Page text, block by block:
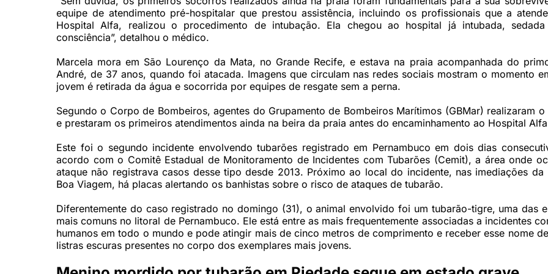
equipe de atendimento pré-hospitalar que prestou assistência, incluindo os profissionais que a
Hospital Alfa, realizou o procedimento de intubação. Ela chegou ao hospital já intubada,
consciência”, detalhou o médico.
Marcela mora em São Lourenço da Mata, no Grande Recife, e estava na praia acompanhada do
André, de 37 anos, quando foi atacada. Imagens que circulam nas redes sociais mostram o momento
jovem é retirada da água e socorrida por equipes de resgate sem a perna.
Segundo o Corpo de Bombeiros, agentes do Grupamento de Bombeiros Marítimos (GBMar) realizaram o
e prestaram os primeiros atendimentos ainda na beira da praia antes do encaminhamento ao Hospital
Este foi o segundo incidente envolvendo tubarões registrado em Pernambuco em dois dias
acordo com o Comitê Estadual de Monitoramento de Incidentes com Tubarões (Cemit), a área onde
ataque não registrava casos desse tipo desde 2013. Próximo ao local do incidente, nas imediações da
Boa Viagem, há placas alertando os banhistas sobre o risco de ataques de tubarão.
Diferentemente do caso registrado no domingo (31), o animal envolvido foi um tubarão-tigre, uma das
mais comuns no litoral de Pernambuco. Ele está entre as mais frequentemente associadas a incidentes
humanos em todo o mundo e pode atingir mais de cinco metros de comprimento e receber esse nome
listras escuras presentes no corpo dos exemplares mais jovens.